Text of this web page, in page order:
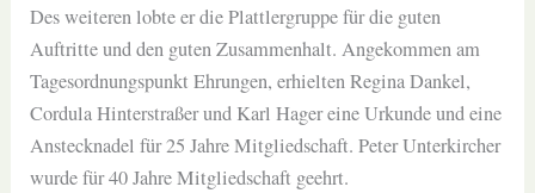
Des weiteren lobte er die Plattlergruppe für die guten
Auftritte und den guten Zusammenhalt. Angekommen am
Tagesordnungspunkt Ehrungen, erhielten Regina Dankel,
Cordula Hinterstraßer und Karl Hager eine Urkunde und eine
Anstecknadel für 25 Jahre Mitgliedschaft. Peter Unterkircher
wurde für 40 Jahre Mitgliedschaft geehrt.